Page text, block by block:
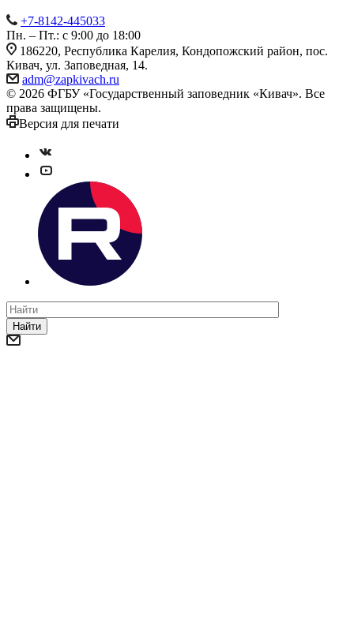
+7-8142-445033
Пн. – Пт.: с 9:00 до 18:00
186220, Республика Карелия, Кондопожский район, пос.
Кивач, ул. Заповедная, 14.
adm@zapkivach.ru
© 2026 ФГБУ «Государственный заповедник «Кивач». Все
права защищены.
Версия для печати
Найти